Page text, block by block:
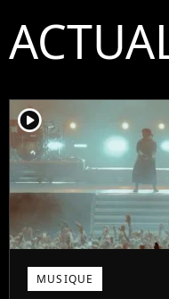
player2
MUSIQUE